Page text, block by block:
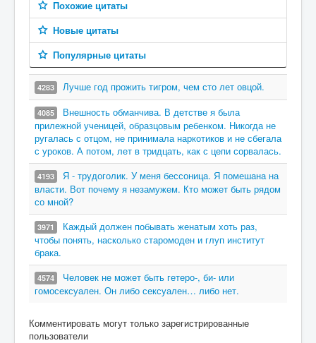
Похожие цитаты
Новые цитаты
Популярные цитаты
4283 Лучше год прожить тигром, чем сто лет овцой.
4085
Внешность обманчива. В детстве я была
прилежной ученицей, образцовым ребенком. Никогда не
ругалась с отцом, не принимала наркотиков и не сбегала
с уроков. А потом, лет в тридцать, как с цепи сорвалась.
4193
Я - трудоголик. У меня бессоница. Я помешана на
власти. Вот почему я незамужем. Кто может быть рядом
со мной?
3971
Каждый должен побывать женатым хоть раз,
чтобы понять, насколько старомоден и глуп институт
брака.
4574
Человек не может быть гетеро-, би- или
гомосексуален. Он либо сексуален… либо нет.
Комментировать могут только зарегистрированные
пользователи